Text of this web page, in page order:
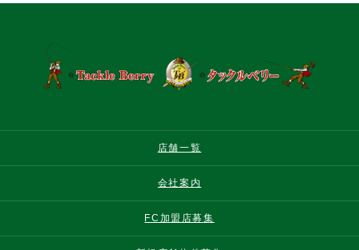
店舗一覧
会社案内
FC加盟店募集